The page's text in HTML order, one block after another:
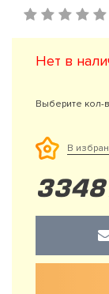
Нет в
Выберите кол-
В
3348